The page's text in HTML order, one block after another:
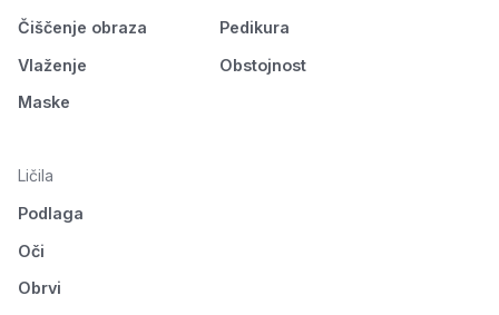
Čiščenje obraza
Vlaženje
Maske
Pedikura
Obstojnost
Ličila
Podlaga
Oči
Obrvi